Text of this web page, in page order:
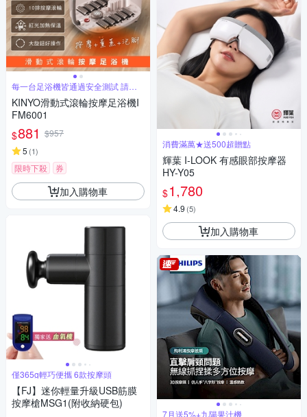
每一台足浴機皆通過安全測試 請安
心使用
KINYO滑動式滾輪按摩足浴機I
FM6001
$881 $957
5 (1)
限時下殺 券
加入購物車
僅365g輕巧便攜 6款按摩頭
【FJ】迷你輕量升級USB筋膜
按摩槍MSG1(附收納硬包)
消費滿萬★送500超贈點
輝葉 I-LOOK 有感眼部按摩器
HY-Y05
$1,780
4.9 (5)
加入購物車
7月送5%+九陽果汁機